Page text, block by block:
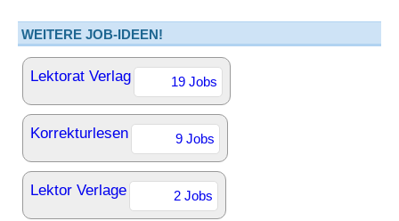
WEITERE JOB-IDEEN!
Lektorat Verlag 19 Jobs
Korrekturlesen 9 Jobs
Lektor Verlage 2 Jobs